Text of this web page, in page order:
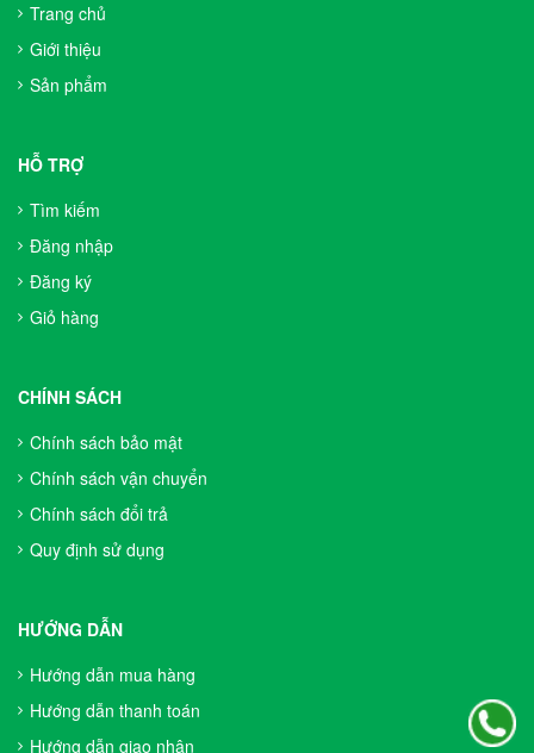
Trang chủ
Giới thiệu
Sản phẩm
HỖ TRỢ
Tìm kiếm
Đăng nhập
Đăng ký
Giỏ hàng
CHÍNH SÁCH
Chính sách bảo mật
Chính sách vận chuyển
Chính sách đổi trả
Quy định sử dụng
HƯỚNG DẪN
Hướng dẫn mua hàng
Hướng dẫn thanh toán
Hướng dẫn giao nhận